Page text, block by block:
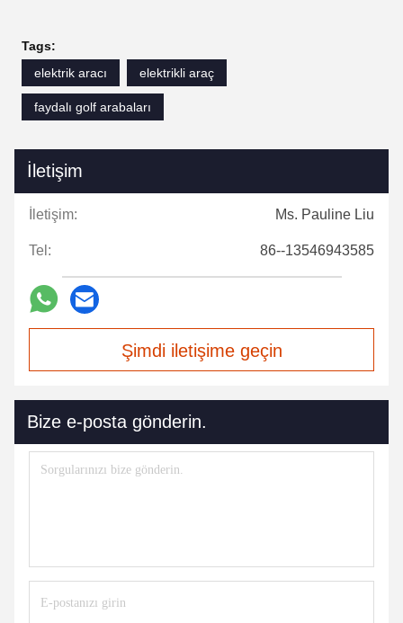
Tags:
elektrik aracı
elektrikli araç
faydalı golf arabaları
İletişim
İletişim: Ms. Pauline Liu
Tel: 86--13546943585
Şimdi iletişime geçin
Bize e-posta gönderin.